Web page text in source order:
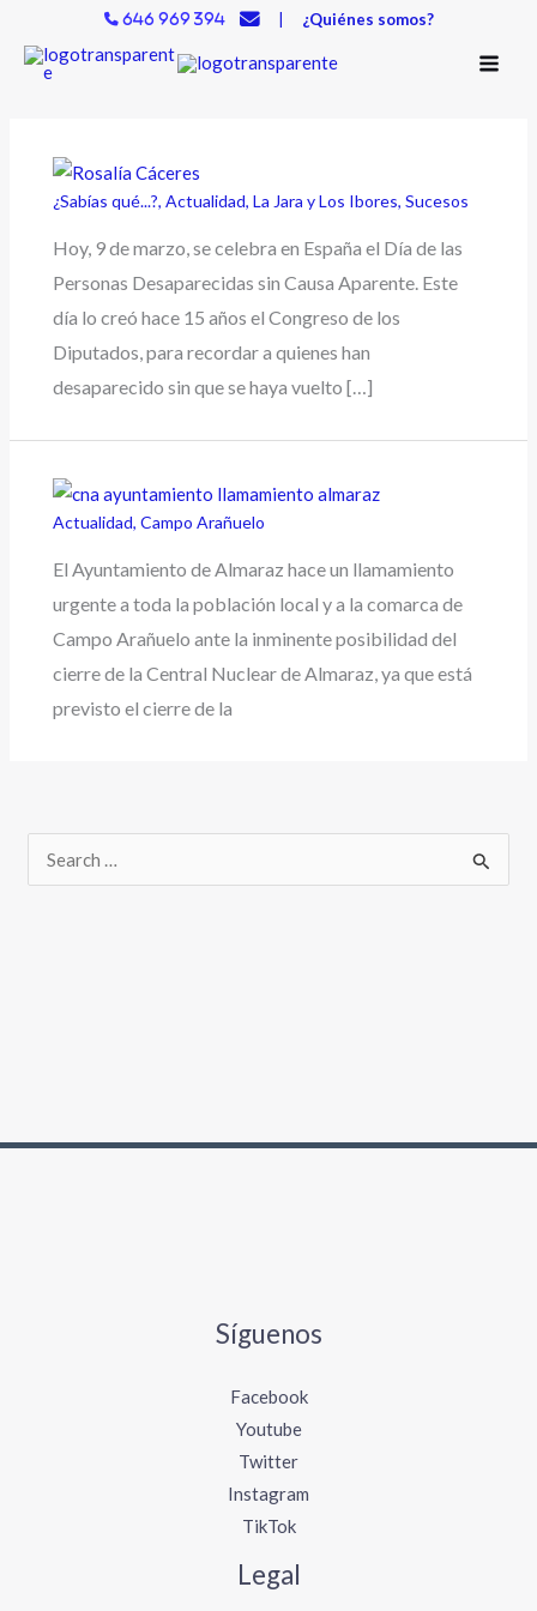
contenido
646 969 394 | ¿Quiénes somos?
¿Sabías qué...?,Actualidad,La Jara y Los Ibores,Sucesos
Hoy, 9 de marzo, se celebra en España el Día de las
Personas Desaparecidas sin Causa Aparente. Este
día lo creó hace 15 años el Congreso de los
Diputados, para recordar a quienes han
desaparecido sin que se haya vuelto […]
Actualidad,Campo Arañuelo
El Ayuntamiento de Almaraz hace un llamamiento
urgente a toda la población local y a la comarca de
Campo Arañuelo ante la inminente posibilidad del
cierre de la Central Nuclear de Almaraz, ya que está
previsto el cierre de la
Síguenos
Facebook
Youtube
Twitter
Instagram
TikTok
Legal